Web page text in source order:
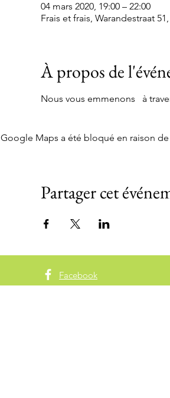
04 mars 2020, 19:00 – 22:00
Frais et frais, Warandestraat
À propos de
Nous vous emmenons   à
Google Maps a été bloqué en raison
Partager cet
Facebook